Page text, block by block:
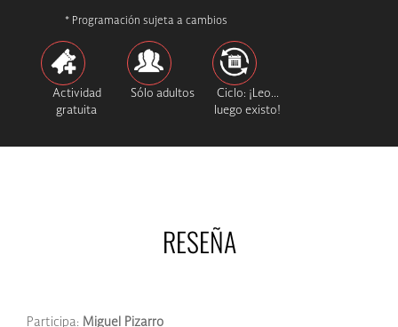
* Programación sujeta a cambios
Actividad
gratuita
Sólo adultos
Ciclo: ¡Leo...
luego existo!
RESEÑA
Participa: Miguel Pizarro